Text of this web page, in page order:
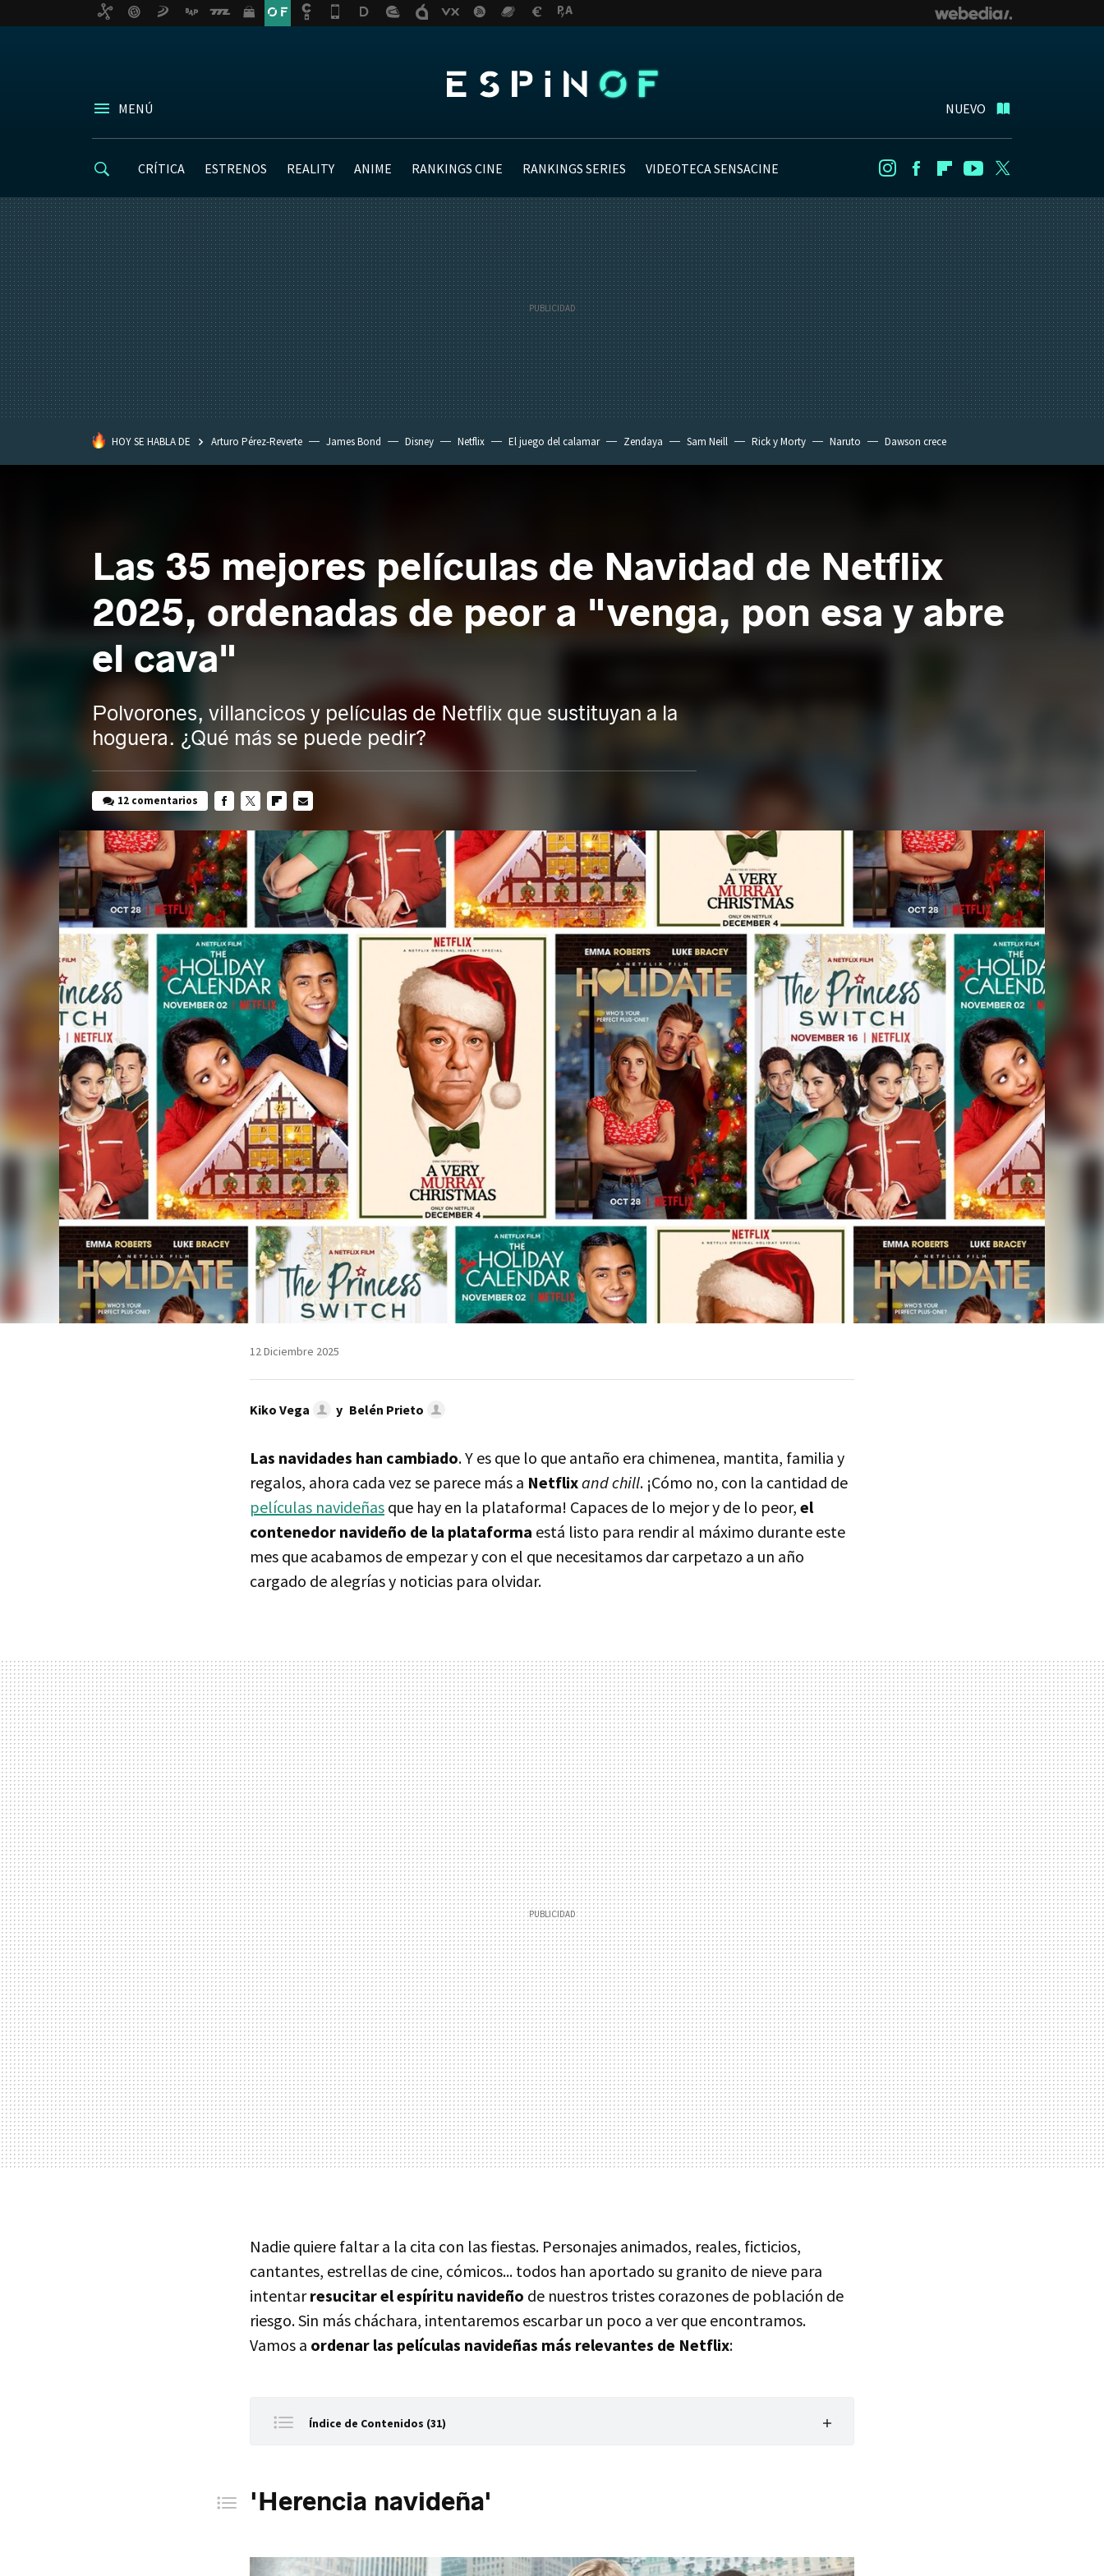
MENÚ NUEVO
CRÍTICA ESTRENOS REALITY ANIME RANKINGS CINE RANKINGS SERIES VIDEOTECA SENSACINE InstagramFacebookFlipboard
Youtube
HOY SE HABLA DE Arturo Pérez-Reverte James Bond Disney Netflix El juego del calamar Zendaya Sam Neill Rick y Morty Naruto Dawson crece
Las 35 mejores películas de Navidad de Netflix
2025, ordenadas de peor a "venga, pon esa y abre
el cava"
Polvorones, villancicos y películas de Netflix que sustituyan a la
hoguera. ¿Qué más se puede pedir?
12 comentarios
MAIL
12 Diciembre 2025
Kiko Vega y Belén Prieto
Las navidades han cambiado. Y es que lo que antaño era chimenea, mantita, familia y
regalos, ahora cada vez se parece más a Netflixand chill. ¡Cómo no, con la cantidad de
películas navideñas que hay en la plataforma! Capaces de lo mejor y de lo peor, el
contenedor navideño de la plataforma está listo para rendir al máximo durante este
mes que acabamos de empezar y con el que necesitamos dar carpetazo a un año
cargado de alegrías y noticias para olvidar.
Nadie quiere faltar a la cita con las fiestas. Personajes animados, reales, ficticios,
cantantes, estrellas de cine, cómicos... todos han aportado su granito de nieve para
intentarresucitar el espíritu navideño de nuestros tristes corazones de población de
riesgo. Sin más cháchara, intentaremos escarbar un poco a ver que encontramos.
Vamos a ordenar las películas navideñas más relevantes de Netflix:
Índice de Contenidos (31)
'48 deseos de Navidad'
'Navidad, loca Navidad'
'Herencia navideña'